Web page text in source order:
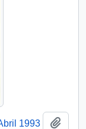
1993